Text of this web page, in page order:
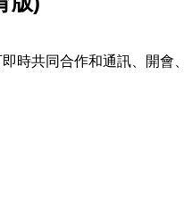
時共同合作和通訊、開